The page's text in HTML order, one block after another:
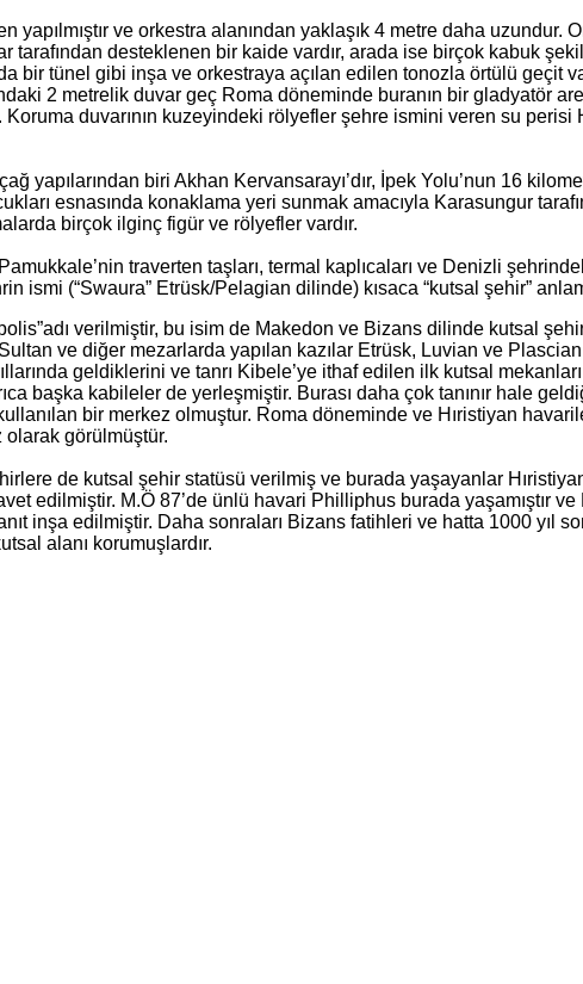
yapılmıştır ve orkestra alanından yaklaşık 4 metre daha uzundur.
tarafından desteklenen bir kaide vardır, arada ise birçok kabuk
bir tünel gibi inşa ve orkestraya açılan edilen tonozla örtülü geçit
2 metrelik duvar geç Roma döneminde buranın bir gladyatör
Koruma duvarının kuzeyindeki rölyefler şehre ismini veren su perisi
yapılarından biri Akhan Kervansarayı’dır, İpek Yolu’nun 16
esnasında konaklama yeri sunmak amacıyla Karasungur
birçok ilginç figür ve rölyefler vardır.
traverten taşları, termal kaplıcaları ve Denizli
ismi (“Swaura” Etrüsk/Pelagian dilinde) kısaca “kutsal şehir”
verilmiştir, bu isim de Makedon ve Bizans dilinde kutsal
ve diğer mezarlarda yapılan kazılar Etrüsk, Luvian ve Plascian
geldiklerini ve tanrı Kibele’ye ithaf edilen ilk kutsal mekanları
başka kabileler de yerleşmiştir. Burası daha çok tanınır hale
bir merkez olmuştur. Roma döneminde ve Hıristiyan
olarak görülmüştür.
de kutsal şehir statüsü verilmiş ve burada yaşayanlar
edilmiştir. M.Ö 87’de ünlü havari Philliphus burada yaşamıştır ve
inşa edilmiştir. Daha sonraları Bizans fatihleri ve hatta 1000 yıl
alanı korumuşlardır.